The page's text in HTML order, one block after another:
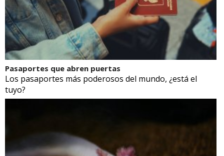
Pasaportes que abren puertas
Los pasaportes más poderosos del mundo, ¿está el
tuyo?